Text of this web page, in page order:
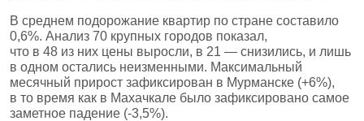
В среднем подорожание квартир по стране составило
0,6%. Анализ 70 крупных городов показал,
что в 48 из них цены выросли, в 21 — снизились, и лишь
в одном остались неизменными. Максимальный
месячный прирост зафиксирован в Мурманске (+6%),
в то время как в Махачкале было зафиксировано самое
заметное падение (-3,5%).